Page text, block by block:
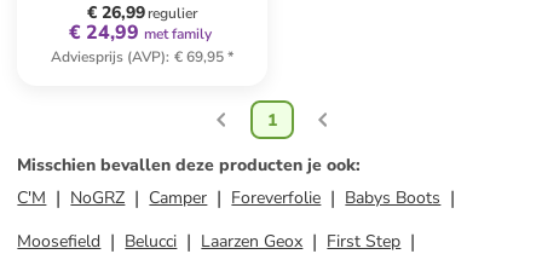
€ 26,99regulier
€ 24,99 met family
Adviesprijs (AVP): € 69,95*
1
Misschien bevallen deze producten je ook:
C'M
NoGRZ Camper Foreverfolie
Babys Boots
Moosefield
Belucci Laarzen Geox
First Step